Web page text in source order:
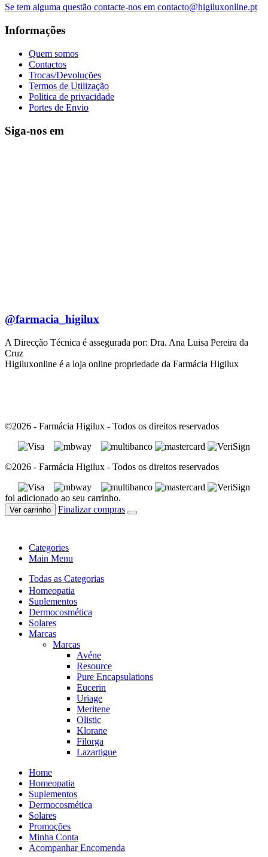
Se tem alguma questão contacte-nos em contacto@higiluxonline.pt
Informações
Quem somos
Contactos
Trocas/Devoluções
Termos de Utilização
Politica de privacidade
Portes de Envio
Siga-nos em
@farmacia_higilux
A Direcção Técnica é assegurada por: Dra. Ana Luisa Pereira da
Cruz
Higiluxonline é a loja online propriedade da Farmácia Higilux
©2026 - Farmácia Higilux - Todos os direitos reservados
©2026 - Farmácia Higilux - Todos os direitos reservados
foi adicionado ao seu carrinho.
Ver carrinho Finalizar compras
Categories
Main Menu
Todas as Categorias
Homeopatia
Suplementos
Dermocosmética
Solares
Marcas
Marcas
Avéne
Resource
Pure Encapsulations
Eucerin
Uriage
Meritene
Olistic
Klorane
Filorga
Lazartigue
Home
Homeopatia
Suplementos
Dermocosmética
Solares
Promoções
Minha Conta
Acompanhar Encomenda